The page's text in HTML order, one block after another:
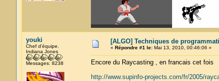
youki
Chef d'équipe.
Indiana Jones
Messages: 8238
[ALGO] Techniques de
« Répondre #1 le:Mai 13, 2010, 00:46:06 »
Encore du Raycasting , en francais cet fois
http://www.supinfo-projects.com/fr/2005/